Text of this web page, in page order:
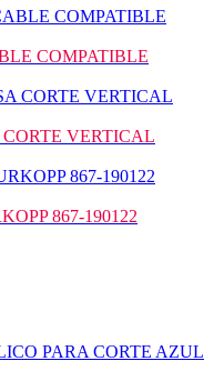
COMPATIBLE
VERTICAL
867-190122